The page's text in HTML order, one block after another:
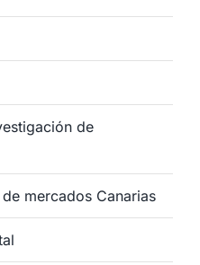
de
mercados Canarias